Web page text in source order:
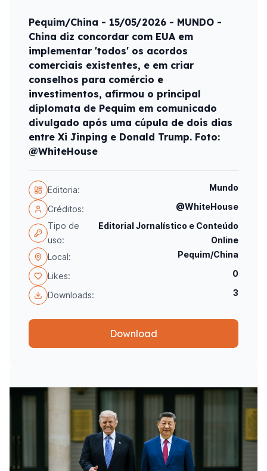
Pequim/China - 15/05/2026 - MUNDO -
China diz concordar com EUA em
implementar 'todos' os acordos
comerciais existentes, e em criar
conselhos para comércio e
investimentos, afirmou o principal
diplomata de Pequim em comunicado
divulgado após uma cúpula de dois dias
entre Xi Jinping e Donald Trump. Foto:
@WhiteHouse
Editoria: Mundo
Créditos:
@WhiteHouse
Tipo de
uso:
Editorial Jornalístico e Conteúdo
Online
Local:
Pequim/China
Likes: 0
Downloads: 3
Download